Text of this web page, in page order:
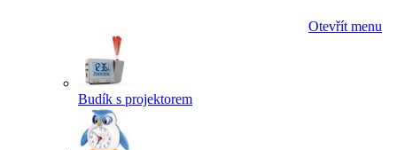
Otevřít menu
Budík s projektorem